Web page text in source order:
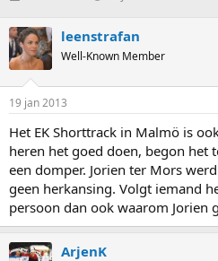
p
i
c
s
t
a
t
e
r
r
t
a
m
leenstrafan
Well-Known Member
19 jan 2013
Het EK Shorttrack in Malmö is
heren het goed doen, begon het
een domper. Jorien ter Mors
geen herkansing. Volgt iemand
persoon dan ook waarom Jorien
ArjenK